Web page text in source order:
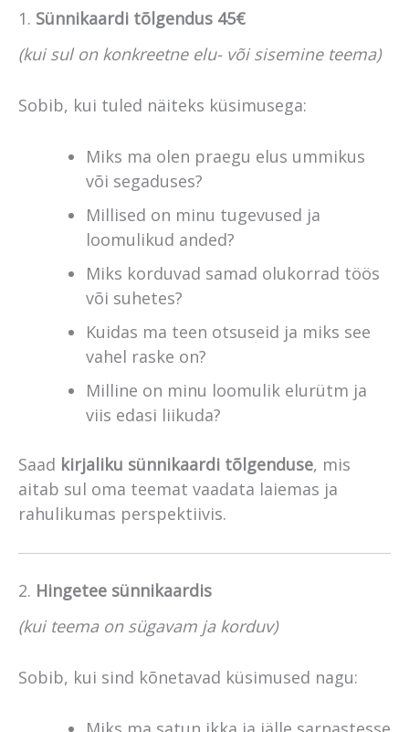
1. Sünnikaardi tõlgendus 45€
(kui sul on konkreetne elu- või sisemine teema)
Sobib, kui tuled näiteks küsimusega:
Miks ma olen praegu elus ummikus
või segaduses?
Millised on minu tugevused ja
loomulikud anded?
Miks korduvad samad olukorrad töös
või suhetes?
Kuidas ma teen otsuseid ja miks see
vahel raske on?
Milline on minu loomulik elurütm ja
viis edasi liikuda?
Saad kirjaliku sünnikaardi tõlgenduse, mis
aitab sul oma teemat vaadata laiemas ja
rahulikumas perspektiivis.
2. Hingetee sünnikaardis
(kui teema on sügavam ja korduv)
Sobib, kui sind kõnetavad küsimused nagu: